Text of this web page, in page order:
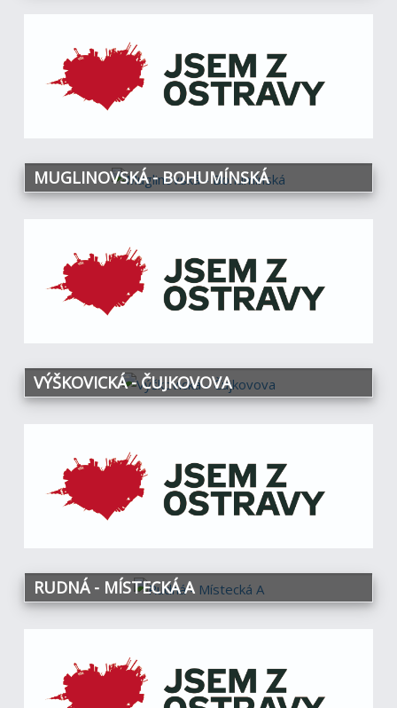
MUGLINOVSKÁ - BOHUMÍNSKÁ
VÝŠKOVICKÁ - ČUJKOVOVA
RUDNÁ - MÍSTECKÁ A